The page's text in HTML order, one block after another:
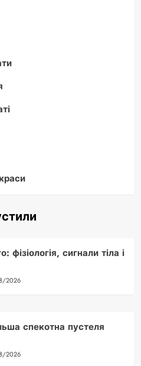
сигнали тіла і
2026
спекотна пустеля
2026